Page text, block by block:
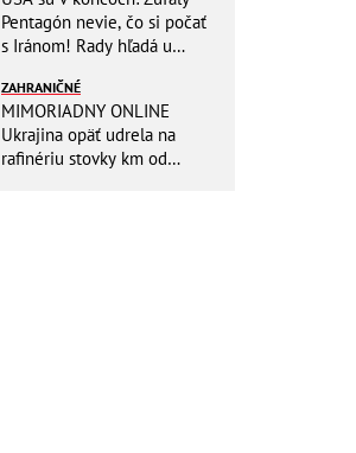
Pentagón nevie, čo si počať
s Iránom! Rady hľadá u
ZAHRANIČNÉ
MIMORIADNY ONLINE
Ukrajina opäť udrela na
rafinériu stovky km od